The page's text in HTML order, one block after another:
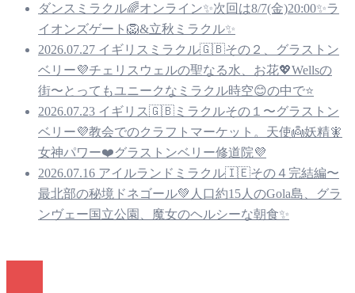
ダンスミラクル🌈オンライン✨次回は8/7(金)20:00✨ラ
イオンズゲート🦁&立秋ミラクル✨
2026.07.27 イギリスミラクル🇬🇧その２、グラストン
ベリー💜チェリスウェルの聖なる水、お花💖Wellsの
街〜とってもユニークなミラクル時空😊の中で⭐️
2026.07.23 イギリス🇬🇧ミラクルその１〜グラストン
ベリー💜教会でのクラフトマーケット。天使👼妖精🧚
女神パワー❤️グラストンベリー修道院💜
2026.07.16 アイルランドミラクル🇮🇪その４完結編〜
最北部の秘境ドネゴール💚人口約15人のGola島、グラ
ンヴェー国立公園、魔女のヘルシーな朝食✨